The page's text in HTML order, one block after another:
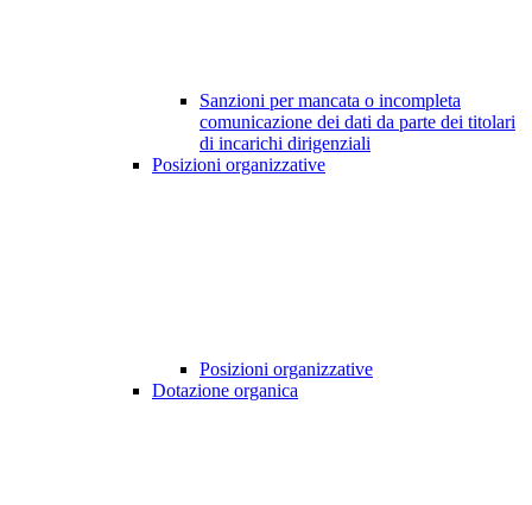
Sanzioni per mancata o incompleta
comunicazione dei dati da parte dei titolari
di incarichi dirigenziali
Posizioni organizzative
Posizioni organizzative
Dotazione organica